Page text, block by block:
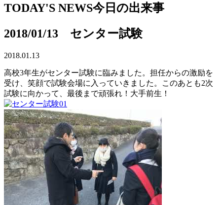
TODAY'S NEWS今日の出来事
2018/01/13 センター試験
2018.01.13
高校3年生がセンター試験に臨みました。担任からの激励を
受け、笑顔で試験会場に入っていきました。このあとも2次
試験に向かって、最後まで頑張れ！大手前生！